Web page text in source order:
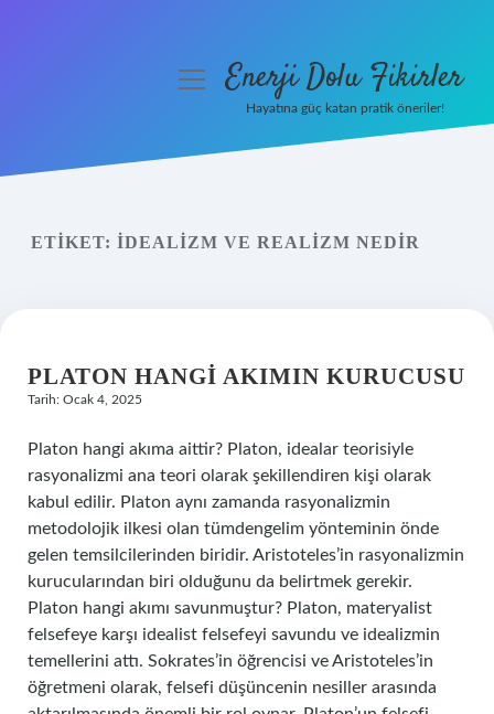
Yasal Uyarı
menüyüEnerji Dolu Fikirler
Hayatına güç katan pratik öneriler!
ETIKET: İDEALIZM VE REALIZM NEDIR
PLATON HANGI AKIMIN KURUCUSU
Tarih: Ocak 4, 2025
Platon hangi akıma aittir? Platon, idealar teorisiyle
rasyonalizmi ana teori olarak şekillendiren kişi olarak
kabul edilir. Platon aynı zamanda rasyonalizmin
metodolojik ilkesi olan tümdengelim yönteminin önde
gelen temsilcilerinden biridir. Aristoteles’in rasyonalizmin
kurucularından biri olduğunu da belirtmek gerekir.
Platon hangi akımı savunmuştur? Platon, materyalist
felsefeye karşı idealist felsefeyi savundu ve idealizmin
temellerini attı. Sokrates’in öğrencisi ve Aristoteles’in
öğretmeni olarak, felsefi düşüncenin nesiller arasında